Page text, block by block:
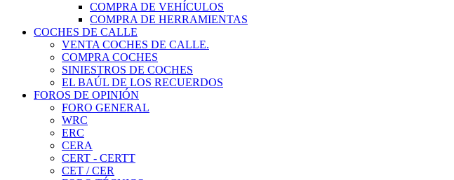
COMPRA DE VEHÍCULOS
COMPRA DE HERRAMIENTAS
COCHES DE CALLE
VENTA COCHES DE CALLE.
COMPRA COCHES
SINIESTROS DE COCHES
EL BAÚL DE LOS RECUERDOS
FOROS DE OPINIÓN
FORO GENERAL
WRC
ERC
CERA
CERT - CERTT
CET / CER